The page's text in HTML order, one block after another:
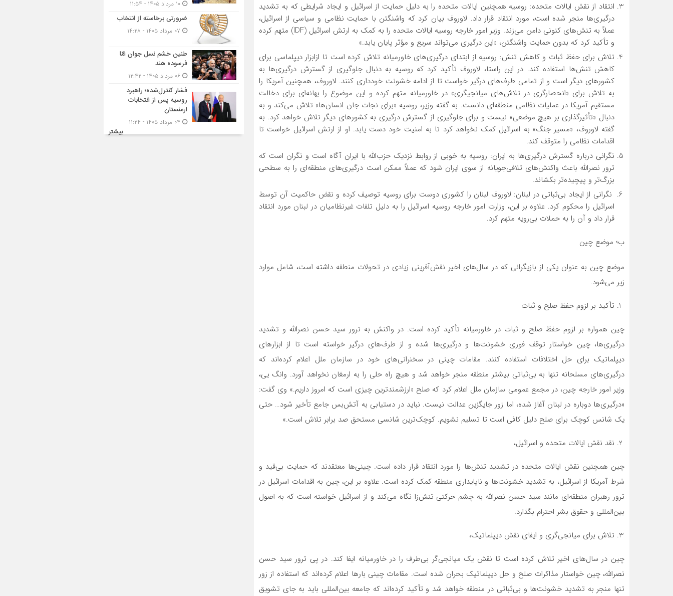
انتقاد از نقش ایالات متحده: روسیه همچنین ایالات متحده را به دلیل حمایت از اسرائیل و ایجاد شرایطی که به تشدید
درگیری‌ها منجر شده است، مورد انتقاد قرار داد. لاوروف بیان کرد که واشنگتن با حمایت نظامی و سیاسی از اسرائیل،
عملاً به تنش‌های کنونی دامن می‌زند. وزیر امور خارجه روسیه ایالات متحده را به کمک به ارتش اسرائیل (IDF) متهم کرده
و تأکید کرد که بدون حمایت واشنگتن، «این درگیری می‌تواند سریع و مؤثر پایان یابد.»
تلاش برای حفظ ثبات و کاهش تنش: روسیه از ابتدای درگیری‌های خاورمیانه تلاش کرده است تا ازابزار دیپلماسی برای
کاهش تنش‌ها استفاده کند. در این راستا، لاوروف تأکید کرد که روسیه به دنبال جلوگیری از گسترش درگیری‌ها به
کشورهای دیگر است و از تمامی طرف‌های درگیر خواست تا از ادامه خشونت خودداری کنند. لاوروف، همچنین آمریکا را
به تلاش برای «انحصارگری در تلاش‌های میانجیگری» در خاورمیانه متهم کرده و این موضوع را بهانه‌ای برای دخالت
مستقیم آمریکا در عملیات نظامی منطقه‌ای دانست. به گفته وزیر، روسیه «برای نجات جان انسان‌ها» تلاش می‌کند و به
دنبال «تأثیرگذاری بر هیچ موضعی» نیست و برای جلوگیری از گسترش درگیری به کشورهای دیگر تلاش خواهد کرد. به
گفته لاوروف، «مسیر جنگ» به اسرائیل کمک نخواهد کرد تا به امنیت خود دست یابد. او از ارتش اسرائیل خواست تا
اقدامات نظامی را متوقف کند.
نگرانی درباره گسترش درگیری‌ها به ایران: روسیه به خوبی از روابط نزدیک حزب‌الله با ایران آگاه است و نگران است که
ترور نصرالله باعث واکنش‌های تلافی‌جویانه از سوی ایران شود که عملاً ممکن است درگیری‌های منطقه‌ای را به سطحی
بزرگ‌تر و پیچیده‌تر بکشاند.
نگرانی از ایجاد بی‌ثباتی در لبنان: لاوروف لبنان را کشوری دوست برای روسیه توصیف کرده و نقض حاکمیت آن توسط
اسرائیل را محکوم کرد. علاوه بر این، وزارت امور خارجه روسیه اسرائیل را به دلیل تلفات غیرنظامیان در لبنان مورد انتقاد
قرار داد و آن را به حملات بی‌رویه متهم کرد.
ب؛ موضع چین
موضع چین به عنوان یکی از بازیگرانی که در سال‌های اخیر نقش‌آفرینی زیادی در تحولات منطقه داشته است، شامل موارد
زیر می‌شود.
تأکید بر لزوم حفظ صلح و ثبات
چین همواره بر لزوم حفظ صلح و ثبات در خاورمیانه تأکید کرده است. در واکنش به ترور سید حسن نصرالله و تشدید
درگیری‌ها، چین خواستار توقف فوری خشونت‌ها و درگیری‌ها شده و از طرف‌های درگیر خواسته است تا از ابزارهای
دیپلماتیک برای حل اختلافات استفاده کنند. مقامات چینی در سخنرانی‌های خود در سازمان ملل اعلام کرده‌اند که
درگیری‌های مسلحانه تنها به بی‌ثباتی بیشتر منطقه منجر خواهد شد و هیچ راه حلی را به ارمغان نخواهد آورد. وانگ یی،
وزیر امور خارجه چین، در مجمع عمومی سازمان ملل اعلام کرد که صلح «ارزشمندترین چیزی است که امروز داریم.» وی گفت:
«درگیری‌ها دوباره در لبنان آغاز شده، اما زور جایگزین عدالت نیست. نباید در دستیابی به آتش‌بس جامع تأخیر شود… حتی
یک شانس کوچک برای صلح دلیل کافی است تا تسلیم نشویم. کوچک‌ترین شانسی مستحق صد برابر تلاش است.»
نقد نقش ایالات متحده و اسرائیل،
چین همچنین نقش ایالات متحده در تشدید تنش‌ها را مورد انتقاد قرار داده است. چینی‌ها معتقدند که حمایت بی‌قید و
شرط آمریکا از اسرائیل، به تشدید خشونت‌ها و ناپایداری منطقه کمک کرده است. علاوه بر این، چین به اقدامات اسرائیل در
ترور رهبران منطقه‌ای مانند سید حسن نصرالله به چشم حرکتی تنش‌زا نگاه می‌کند و از اسرائیل خواسته است که به اصول
بین‌المللی و حقوق بشر احترام بگذارد.
تلاش برای میانجی‌گری و ایفای نقش دیپلماتیک،
چین در سال‌های اخیر تلاش کرده است تا نقش یک میانجی‌گر بی‌طرف را در خاورمیانه ایفا کند. در پی ترور سید حسن
نصرالله، چین خواستار مذاکرات صلح و حل دیپلماتیک بحران شده است. مقامات چینی بارها اعلام کرده‌اند که استفاده از زور
تنها منجر به تشدید خشونت‌ها و بی‌ثباتی در منطقه خواهد شد و تأکید کرده‌اند که جامعه بین‌المللی باید به جای تشویق
ضرورتی برخاسته از انتخاب
طنین خشم نسل جوان امّا
فرسوده هند
فشار کنترل‌شده؛ راهبرد
روسیه پس از انتخابات
ارمنستان
بیشتر